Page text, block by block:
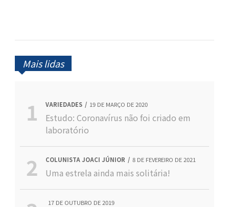
Mais lidas
VARIEDADES 19 DE MARÇO DE 2020
Estudo: Coronavírus não foi criado em
laboratório
COLUNISTA JOACI JÚNIOR 8 DE FEVEREIRO DE 2021
Uma estrela ainda mais solitária!
17 DE OUTUBRO DE 2019